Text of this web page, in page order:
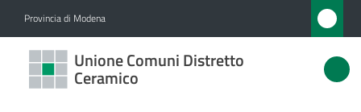
Provincia di Modena
Unione Comuni Distretto
Ceramico
Unione
Comuni